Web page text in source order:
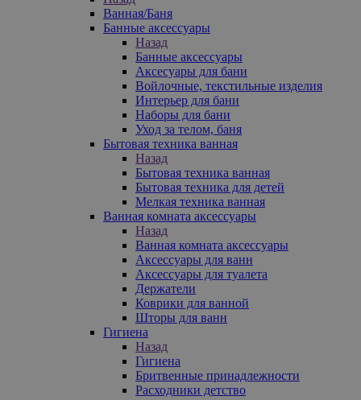
Ванная/Баня
Банные аксессуары
Назад
Банные аксессуары
Аксесуары для бани
Войлочные, текстильные изделия
Интерьер для бани
Наборы для бани
Уход за телом, баня
Бытовая техника ванная
Назад
Бытовая техника ванная
Бытовая техника для детей
Мелкая техника ванная
Ванная комната аксессуары
Назад
Ванная комната аксессуары
Аксессуары для ванн
Аксессуары для туалета
Держатели
Коврики для ванной
Шторы для ванн
Гигиена
Назад
Гигиена
Бритвенные принадлежности
Расходники детство